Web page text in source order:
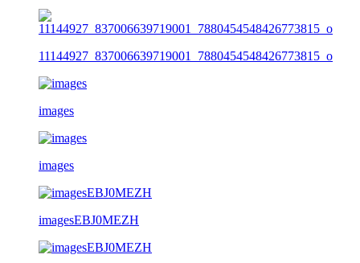
11144927_837006639719001_7880454548426773815_o
images
images
imagesEBJ0MEZH